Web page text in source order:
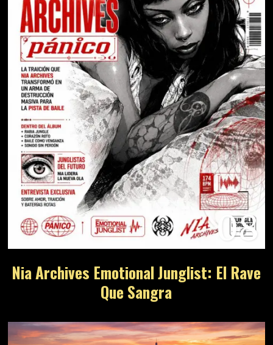
08
Nia Archives Emotional Junglist: El Rave
Que Sangra